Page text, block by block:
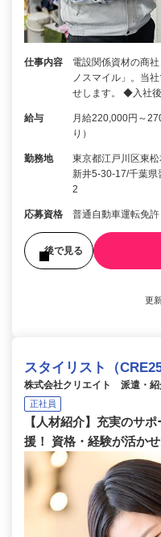
仕事内容
電設関係資材の商
ノスマイル」。当
せします。 ◆入社
給与
月給220,000円～
り）
勤務地
東京都江戸川区東
新井5-30-17/千葉
2
応募資格 普通自動車運転免許
後で見る
更
スタイリスト（
株式会社クリエイト 派遣・紹
正社員
【人材紹介】充実のサ
援！ 資格・経験が活かせ